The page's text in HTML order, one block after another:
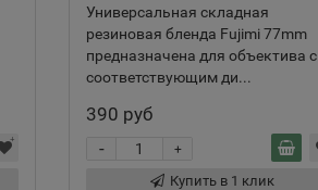
Универсальная складная
резиновая бленда Fujimi 77mm
предназначена для объектива с
соответствующим ди...
390 руб
+
-
Купить в 1 клик